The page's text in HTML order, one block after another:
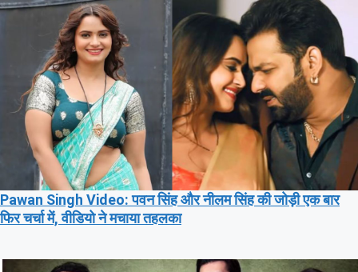
Pawan Singh Video: पवन सिंह और नीलम सिंह की जोड़ी एक बार
फिर चर्चा में, वीडियो ने मचाया तहलका